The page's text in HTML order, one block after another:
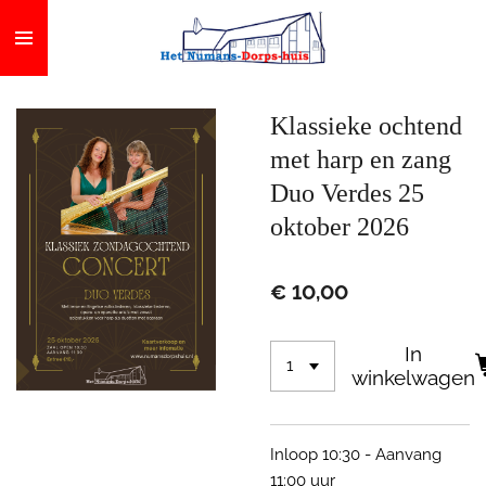
direct
naar
hoofdinhoud
Klassieke ochtend
met harp en zang
Duo Verdes 25
oktober 2026
€ 10,00
In
winkelwagen
Inloop 10:30 - Aanvang
11:00 uur